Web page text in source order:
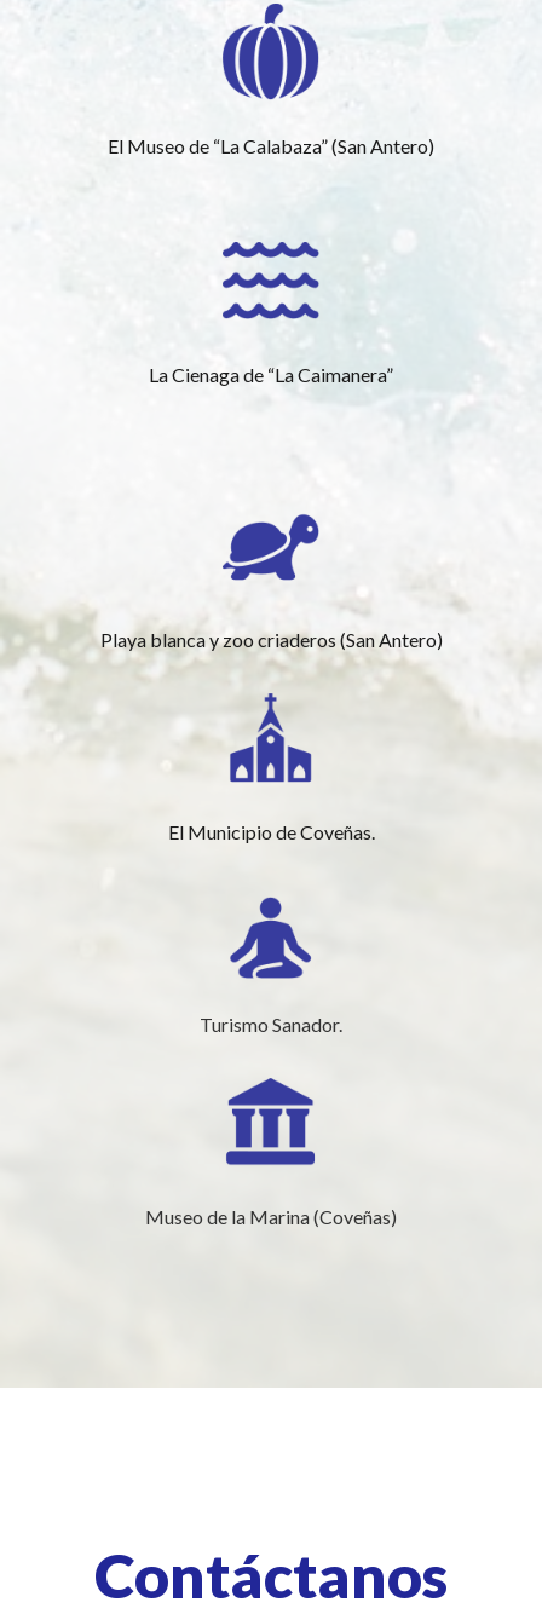
El Museo de “La Calabaza” (San Antero)
La Cienaga de “La Caimanera”
Playa blanca y zoo criaderos (San Antero)
El Municipio de Coveñas.
Turismo Sanador.
Museo de la Marina (Coveñas)
Contáctanos